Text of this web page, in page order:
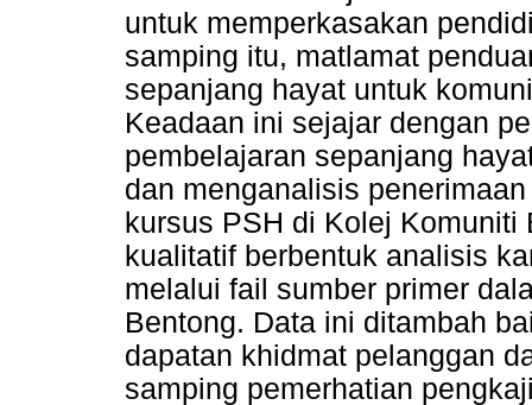
untuk memperkasakan
samping itu, matlamat
sepanjang hayat untuk
Keadaan ini sejajar dengan
pembelajaran sepanjang
dan menganalisis
kursus PSH di Kolej
kualitatif berbentuk analisis
melalui fail sumber primer
Bentong. Data ini ditambah
dapatan khidmat pelanggan
samping pemerhatian